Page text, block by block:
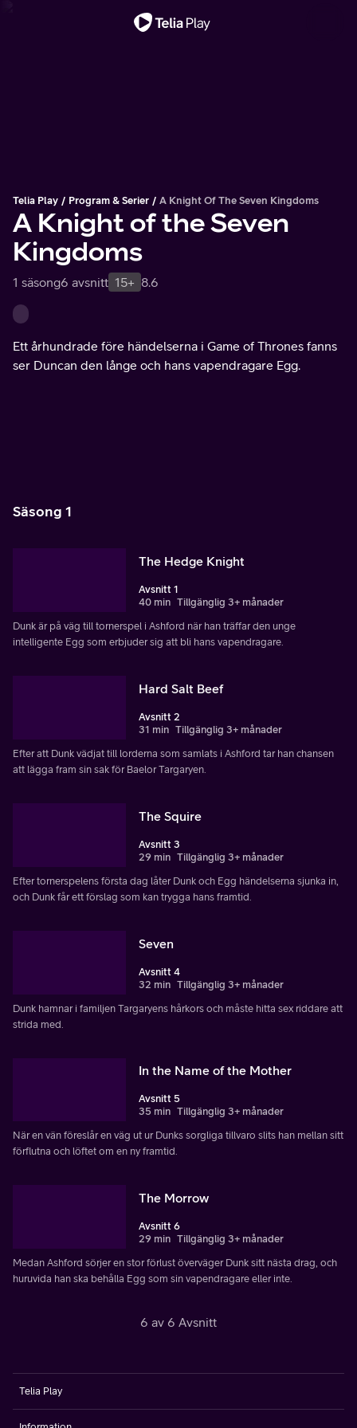
Telia Play Program & Serier A Knight Of The Seven Kingdoms
A Knight of the Seven
Kingdoms
1 säsong6 avsnitt 15+ 8.6
Ett århundrade före händelserna i Game of Thrones fanns
ser Duncan den långe och hans vapendragare Egg.
Säsong 1
The Hedge Knight
Avsnitt 1
40 min Tillgänglig 3+ månader
Dunk är på väg till tornerspel i Ashford när han träffar den unge
intelligente Egg som erbjuder sig att bli hans vapendragare.
Hard Salt Beef
Avsnitt 2
31 min Tillgänglig 3+ månader
Efter att Dunk vädjat till lorderna som samlats i Ashford tar han chansen
att lägga fram sin sak för Baelor Targaryen.
The Squire
Avsnitt 3
29 min Tillgänglig 3+ månader
Efter tornerspelens första dag låter Dunk och Egg händelserna sjunka in,
och Dunk får ett förslag som kan trygga hans framtid.
Seven
Avsnitt 4
32 min Tillgänglig 3+ månader
Dunk hamnar i familjen Targaryens hårkors och måste hitta sex riddare att
strida med.
In the Name of the Mother
Avsnitt 5
35 min Tillgänglig 3+ månader
När en vän föreslår en väg ut ur Dunks sorgliga tillvaro slits han mellan sitt
förflutna och löftet om en ny framtid.
The Morrow
Avsnitt 6
29 min Tillgänglig 3+ månader
Medan Ashford sörjer en stor förlust överväger Dunk sitt nästa drag, och
huruvida han ska behålla Egg som sin vapendragare eller inte.
6 av 6 Avsnitt
Telia Play